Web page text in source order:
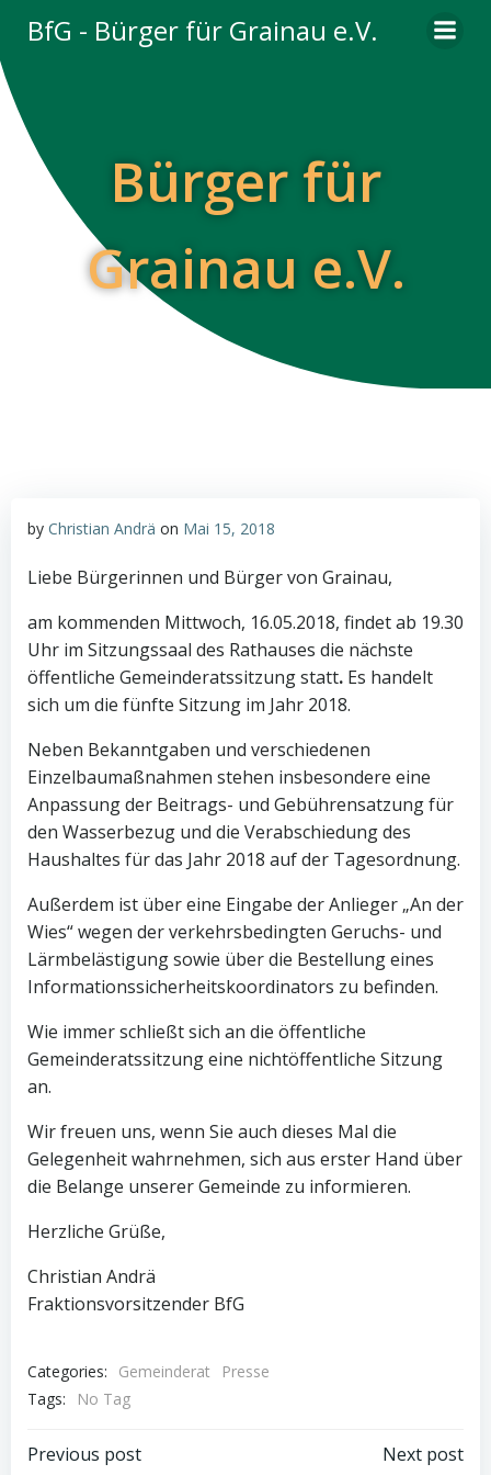
Inhalt
BfG - Bürger für Grainau e.V.
Bürger für
Grainau e.V.
by Christian Andrä on Mai 15, 2018
Liebe Bürgerinnen und Bürger von Grainau,
am kommenden Mittwoch, 16.05.2018, findet ab 19.30
Uhr im Sitzungssaal des Rathauses die nächste
öffentliche Gemeinderatssitzung statt. Es handelt
sich um die fünfte Sitzung im Jahr 2018.
Neben Bekanntgaben und verschiedenen
Einzelbaumaßnahmen stehen insbesondere eine
Anpassung der Beitrags- und Gebührensatzung für
den Wasserbezug und die Verabschiedung des
Haushaltes für das Jahr 2018 auf der Tagesordnung.
Außerdem ist über eine Eingabe der Anlieger „An der
Wies“ wegen der verkehrsbedingten Geruchs- und
Lärmbelästigung sowie über die Bestellung eines
Informationssicherheitskoordinators zu befinden.
Wie immer schließt sich an die öffentliche
Gemeinderatssitzung eine nichtöffentliche Sitzung
an.
Wir freuen uns, wenn Sie auch dieses Mal die
Gelegenheit wahrnehmen, sich aus erster Hand über
die Belange unserer Gemeinde zu informieren.
Herzliche Grüße,
Christian Andrä
Fraktionsvorsitzender BfG
Categories: Gemeinderat
Presse
Tags:
No Tag
Previous post Next post